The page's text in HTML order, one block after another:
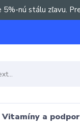
5%-nú stálu zľavu.
Vitamíny a